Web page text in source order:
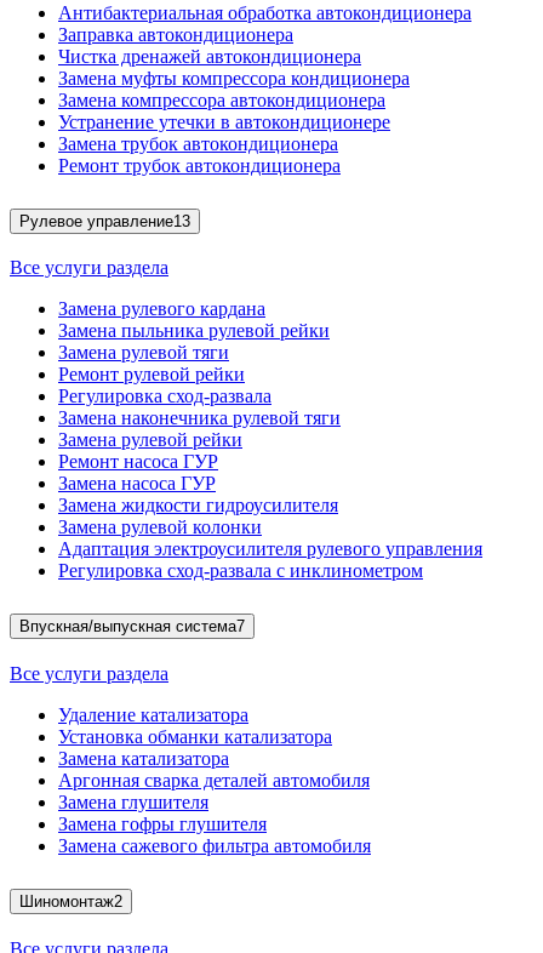
Антибактериальная обработка автокондиционера
Заправка автокондиционера
Чистка дренажей автокондиционера
Замена муфты компрессора кондиционера
Замена компрессора автокондиционера
Устранение утечки в автокондиционере
Замена трубок автокондиционера
Ремонт трубок автокондиционера
Рулевое управление13
Все услуги раздела
Замена рулевого кардана
Замена пыльника рулевой рейки
Замена рулевой тяги
Ремонт рулевой рейки
Регулировка сход-развала
Замена наконечника рулевой тяги
Замена рулевой рейки
Ремонт насоса ГУР
Замена насоса ГУР
Замена жидкости гидроусилителя
Замена рулевой колонки
Адаптация электроусилителя рулевого управления
Регулировка сход-развала с инклинометром
Впускная/выпускная система7
Все услуги раздела
Удаление катализатора
Установка обманки катализатора
Замена катализатора
Аргонная сварка деталей автомобиля
Замена глушителя
Замена гофры глушителя
Замена сажевого фильтра автомобиля
Шиномонтаж2
Все услуги раздела